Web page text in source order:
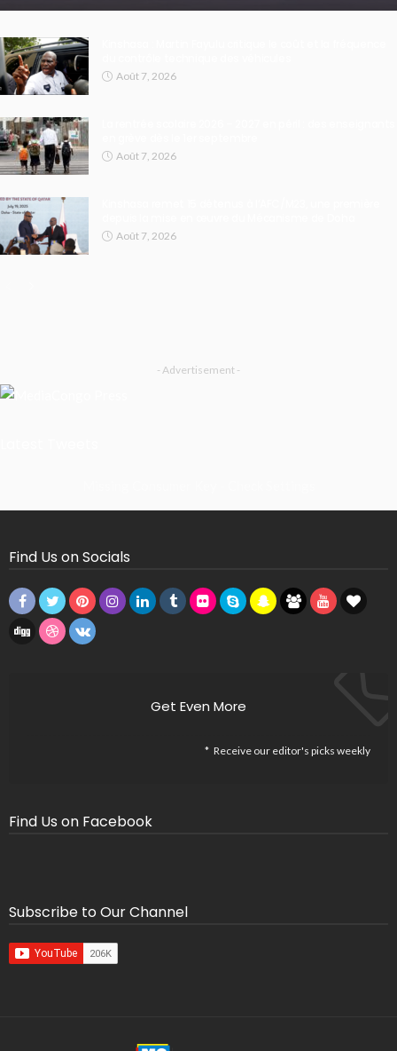
Août 7, 2026
Août 7, 2026
Août 7, 2026
- Advertisement -
Find Us on Socials
Get Even More
Receive our editor's picks weekly
Find Us on Facebook
Subscribe to Our Channel